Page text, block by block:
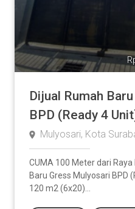
Dijual Rumah
BPD (Ready 4
Mulyosari, Kota
CUMA 100 Meter dari
Baru Gress Mulyosari BPD
120 m2 (6x20)...